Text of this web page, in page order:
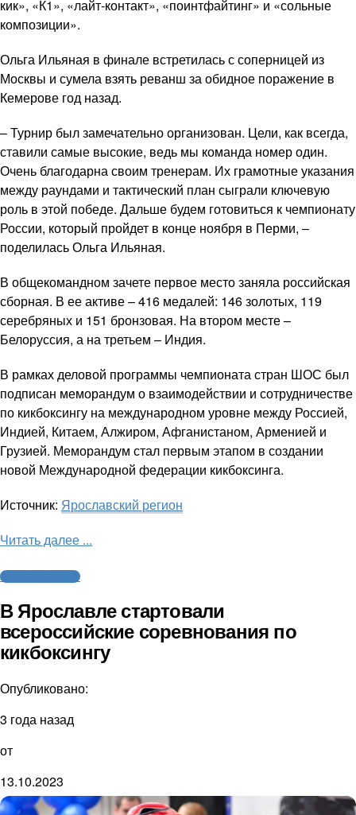
кик», «К1», «лайт-контакт», «поинтфайтинг» и «сольные
композиции».
Ольга Ильяная в финале встретилась с соперницей из
Москвы и сумела взять реванш за обидное поражение в
Кемерове год назад.
– Турнир был замечательно организован. Цели, как всегда,
ставили самые высокие, ведь мы команда номер один.
Очень благодарна своим тренерам. Их грамотные указания
между раундами и тактический план сыграли ключевую
роль в этой победе. Дальше будем готовиться к чемпионату
России, который пройдет в конце ноября в Перми, –
поделилась Ольга Ильяная.
В общекомандном зачете первое место заняла российская
сборная. В ее активе – 416 медалей: 146 золотых, 119
серебряных и 151 бронзовая. На втором месте –
Белоруссия, а на третьем – Индия.
В рамках деловой программы чемпионата стран ШОС был
подписан меморандум о взаимодействии и сотрудничестве
по кикбоксингу на международном уровне между Россией,
Индией, Китаем, Алжиром, Афганистаном, Арменией и
Грузией. Меморандум стал первым этапом в создании
новой Международной федерации кикбоксинга.
Источник: Ярославский регион
Читать далее ...
Бокс / Кикбоксинг
В Ярославле стартовали
всероссийские соревнования по
кикбоксингу
Опубликовано:
3 года назад
от
13.10.2023